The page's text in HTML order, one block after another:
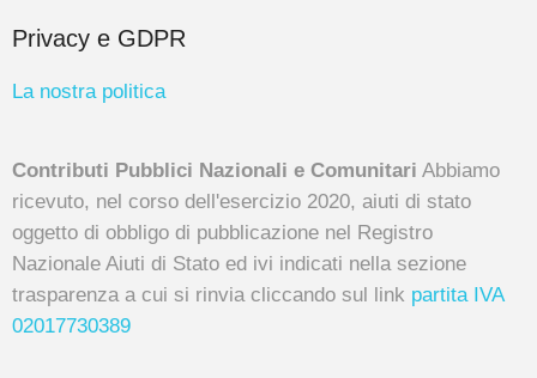
Privacy e GDPR
La nostra politica
Contributi Pubblici Nazionali e Comunitari Abbiamo
ricevuto, nel corso dell'esercizio 2020, aiuti di stato
oggetto di obbligo di pubblicazione nel Registro
Nazionale Aiuti di Stato ed ivi indicati nella sezione
trasparenza a cui si rinvia cliccando sul link partita IVA
02017730389